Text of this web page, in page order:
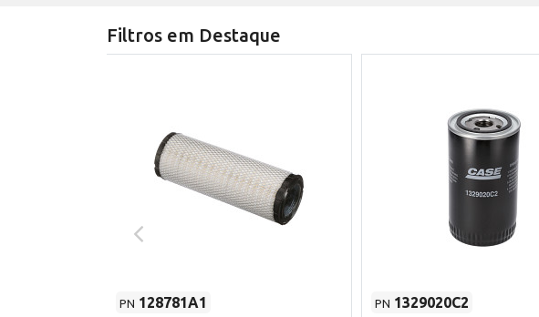
Filtros em Destaque
PN 128781A1
PN 1329020C2